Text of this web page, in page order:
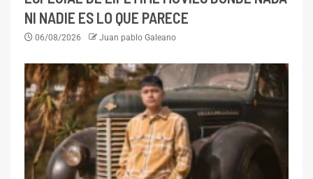
NI NADIE ES LO QUE PARECE
06/08/2026 Juan pablo Galeano